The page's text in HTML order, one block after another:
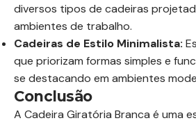
diversos tipos de cadeiras
ambientes de trabalho.
Cadeiras de Estilo Minimalista:
que priorizam formas simples e
se destacando em ambientes
Conclusão
A Cadeira Giratória Branca é uma